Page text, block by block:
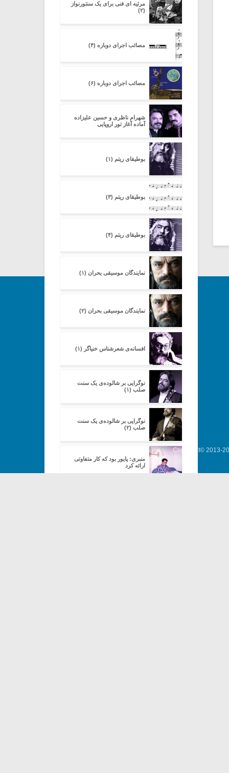
مرثیه ای فنی برای یک سنتورنواز
(۲)
مصائب اجرای دوباره (۴)
مصائب اجرای دوباره (۶)
شهرام ناظری و حسین علیزاده
آماده آغاز تور اروپایی
بوطیقای ریتم (۱)
بوطیقای ریتم (۳)
بوطیقای ریتم (۴)
نمایندگان موسیقی بحران (۱)
نمایندگان موسیقی بحران (۲)
افسانه‌ی شعرشناسِ خنیاگر (۱)
نوگرایی بر شالوده‌ی یک سنت
صلب (۱)
نوگرایی بر شالوده‌ی یک سنت
صلب (۲)
منبری: پایور بود که کار متفاوتی
ارائه کرد
Copyright© 2013-